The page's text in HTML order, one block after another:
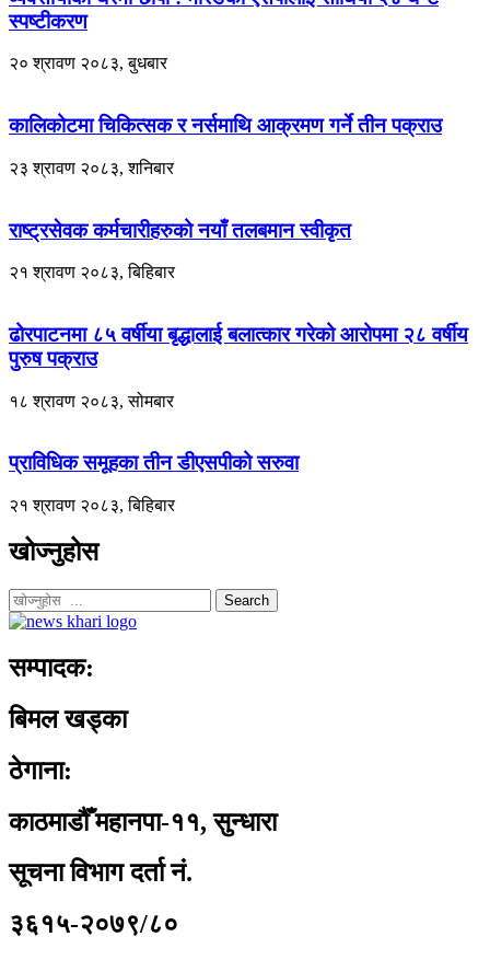
स्पष्टीकरण
२० श्रावण २०८३, बुधबार
कालिकोटमा चिकित्सक र नर्समाथि आक्रमण गर्ने तीन पक्राउ
२३ श्रावण २०८३, शनिबार
राष्ट्रसेवक कर्मचारीहरुको नयाँ तलबमान स्वीकृत
२१ श्रावण २०८३, बिहिबार
ढोरपाटनमा ८५ वर्षीया बृद्धालाई बलात्कार गरेको आरोपमा २८ वर्षीय
पुरुष पक्राउ
१८ श्रावण २०८३, सोमबार
प्राविधिक समूहका तीन डीएसपीको सरुवा
२१ श्रावण २०८३, बिहिबार
खोज्नुहोस
Search
सम्पादक:
बिमल खड्का
ठेगाना:
काठमाडौँ महानपा-११, सुन्धारा
सूचना विभाग दर्ता नं.
३६१५-२०७९/८०